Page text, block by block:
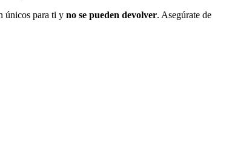
únicos para ti yno se pueden devolver. Asegúrate de